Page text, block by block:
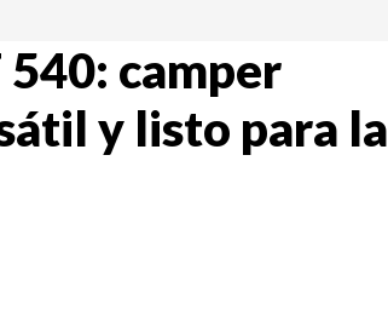
540: camper
y listo para la